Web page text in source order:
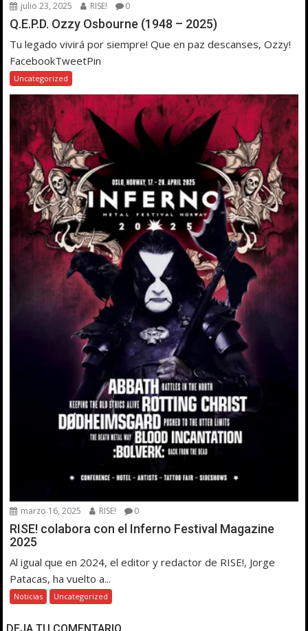
julio 23, 2025 RISE! 0
Q.E.P.D. Ozzy Osbourne (1948 – 2025)
Tu legado vivirá por siempre! Que en paz descanses, Ozzy!
FacebookTweetPin
Uncategorized
marzo 16, 2025 RISE! 0
RISE! colabora con el Inferno Festival Magazine
2025
Al igual que en 2024, el editor y redactor de RISE!, Jorge
Patacas, ha vuelto a...
Noticias Uncategorized